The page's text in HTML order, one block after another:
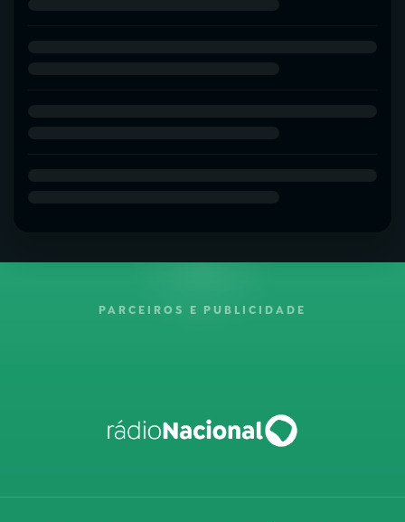
PARCEIROS E PUBLICIDADE